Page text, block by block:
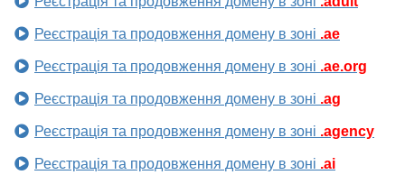
Реєстрація та продовження домену в зоні .ae
Реєстрація та продовження домену в зоні .ae.org
Реєстрація та продовження домену в зоні .ag
Реєстрація та продовження домену в зоні .agency
Реєстрація та продовження домену в зоні .ai